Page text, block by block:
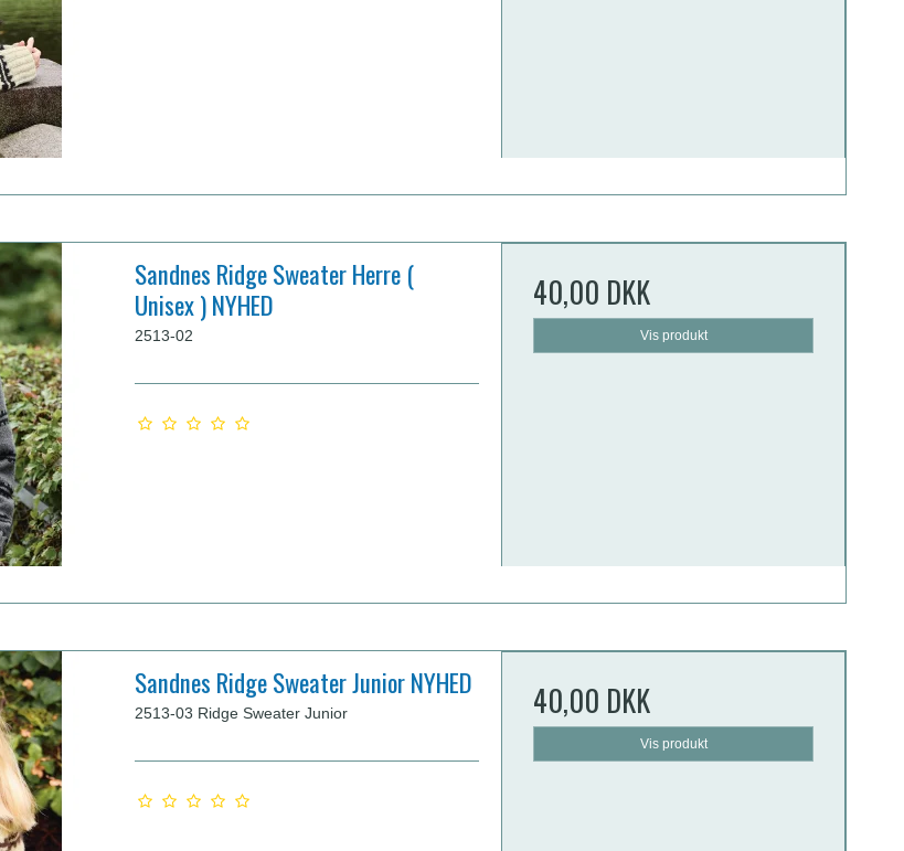
Sandnes Ridge Sweater Herre (
Unisex ) NYHED
2513-02
40,00 DKK
Vis produkt
Sandnes Ridge Sweater Junior NYHED
2513-03 Ridge Sweater Junior 40,00 DKK
Vis produkt